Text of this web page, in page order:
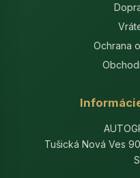
Ochrana
Tušická Nová Ves